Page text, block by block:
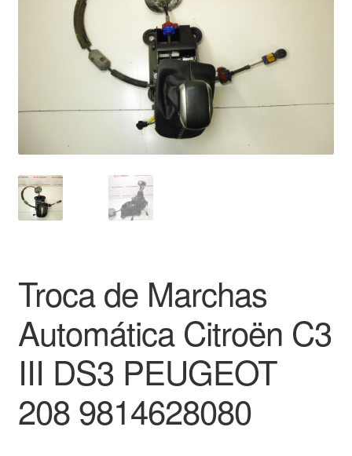
Minha conta
Pagamentos
Política de Privacidade
Procedimento de Reclamação
Termos e Condições
Transporte
Troca de Marchas
Automática Citroën C3
III DS3 PEUGEOT
208 9814628080